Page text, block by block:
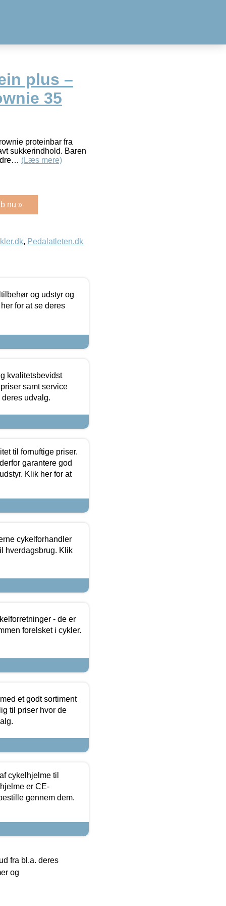
plus –
35
proteinbar fra
sukkerindhold. Baren
(Læs mere)
nu »
, Pedalatleten.dk
og udstyr og
for at se deres
kvalitetsbevidst
samt service
udvalg.
til fornuftige priser.
garantere god
Klik her for at
cykelforhandler
hverdagsbrug. Klik
- de er
forelsket i cykler.
et godt sortiment
til priser hvor de
cykelhjelme til
er CE-
gennem dem.
fra bl.a. deres
og